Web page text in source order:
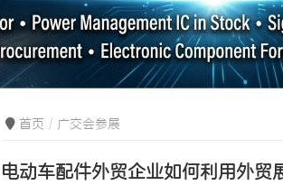
首页 广交会参展
电动车配件外贸企业如何利用外